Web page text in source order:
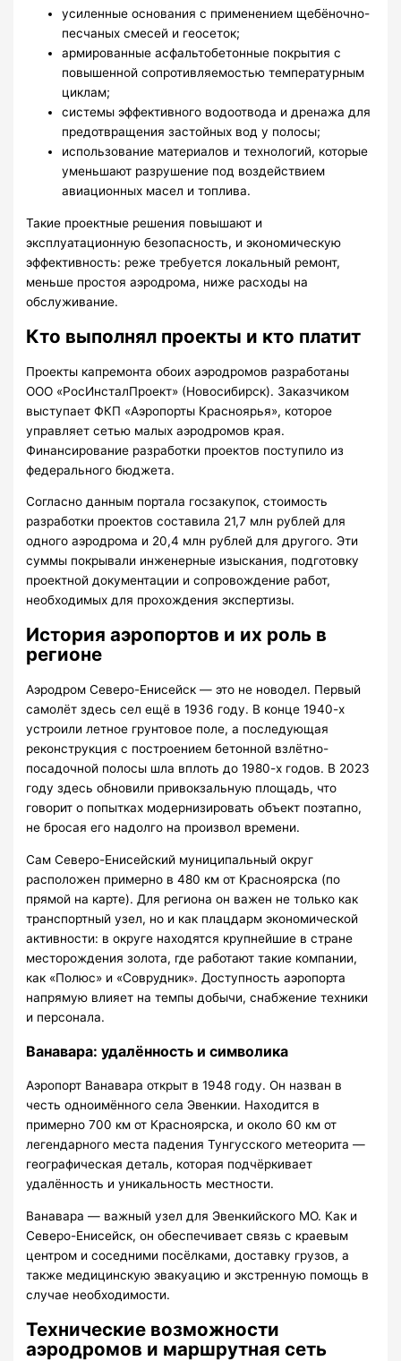
усиленные основания с применением щебёночно-
песчаных смесей и геосеток;
армированные асфальтобетонные покрытия с
повышенной сопротивляемостью температурным
циклам;
системы эффективного водоотвода и дренажа для
предотвращения застойных вод у полосы;
использование материалов и технологий, которые
уменьшают разрушение под воздействием
авиационных масел и топлива.
Такие проектные решения повышают и
эксплуатационную безопасность, и экономическую
эффективность: реже требуется локальный ремонт,
меньше простоя аэродрома, ниже расходы на
обслуживание.
Кто выполнял проекты и кто платит
Проекты капремонта обоих аэродромов разработаны
ООО «РосИнсталПроект» (Новосибирск). Заказчиком
выступает ФКП «Аэропорты Красноярья», которое
управляет сетью малых аэродромов края.
Финансирование разработки проектов поступило из
федерального бюджета.
Согласно данным портала госзакупок, стоимость
разработки проектов составила 21,7 млн рублей для
одного аэродрома и 20,4 млн рублей для другого. Эти
суммы покрывали инженерные изыскания, подготовку
проектной документации и сопровождение работ,
необходимых для прохождения экспертизы.
История аэропортов и их роль в
регионе
Аэродром Северо-Енисейск — это не новодел. Первый
самолёт здесь сел ещё в 1936 году. В конце 1940-х
устроили летное грунтовое поле, а последующая
реконструкция с построением бетонной взлётно-
посадочной полосы шла вплоть до 1980-х годов. В 2023
году здесь обновили привокзальную площадь, что
говорит о попытках модернизировать объект поэтапно,
не бросая его надолго на произвол времени.
Сам Северо-Енисейский муниципальный округ
расположен примерно в 480 км от Красноярска (по
прямой на карте). Для региона он важен не только как
транспортный узел, но и как плацдарм экономической
активности: в округе находятся крупнейшие в стране
месторождения золота, где работают такие компании,
как «Полюс» и «Соврудник». Доступность аэропорта
напрямую влияет на темпы добычи, снабжение техники
и персонала.
Ванавара: удалённость и символика
Аэропорт Ванавара открыт в 1948 году. Он назван в
честь одноимённого села Эвенкии. Находится в
примерно 700 км от Красноярска, и около 60 км от
легендарного места падения Тунгусского метеорита —
географическая деталь, которая подчёркивает
удалённость и уникальность местности.
Ванавара — важный узел для Эвенкийского МО. Как и
Северо-Енисейск, он обеспечивает связь с краевым
центром и соседними посёлками, доставку грузов, а
также медицинскую эвакуацию и экстренную помощь в
случае необходимости.
Технические возможности
аэродромов и маршрутная сеть